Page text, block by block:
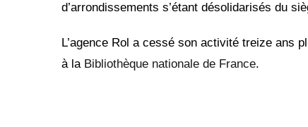
d’arrondissements s’étant désolidarisés du
L’agence Rol a cessé son activité treize ans
à la Bibliothèque nationale de France.